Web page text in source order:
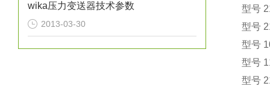
wika压力变送器技术参数
2013-03-30
型号
型号
型号
型号
型号